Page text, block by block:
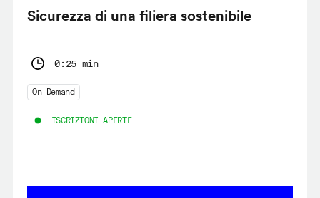
Sicurezza di una filiera sostenibile
0:25 min
On Demand
ISCRIZIONI APERTE